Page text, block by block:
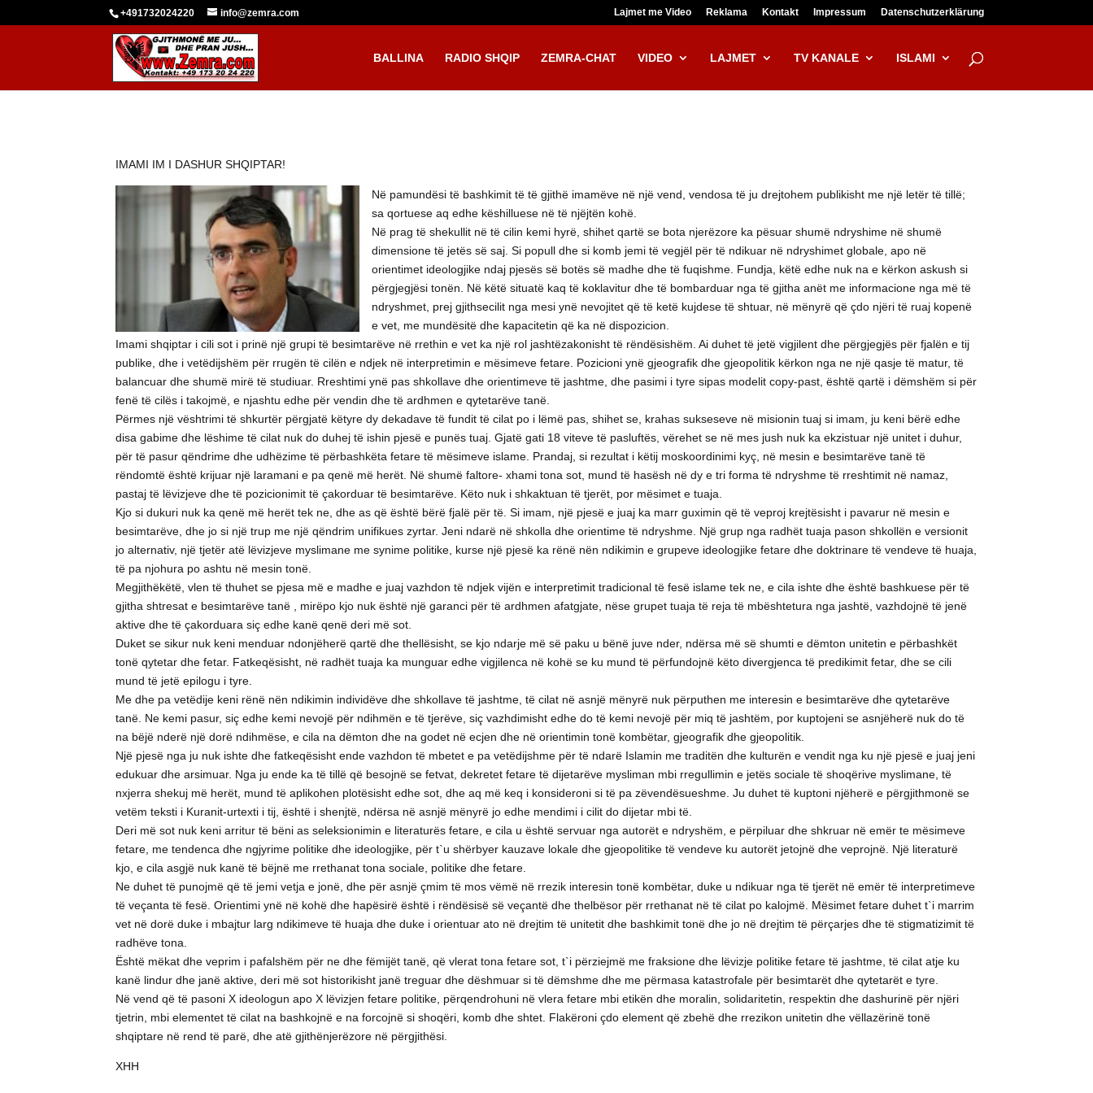
+491732024220 info@zemra.com Lajmet me Video Reklama Kontakt Impressum Datenschutzerklärung
BALLINA RADIO SHQIP ZEMRA-CHAT VIDEO LAJMET TV KANALE ISLAMI
IMAMI IM I DASHUR SHQIPTAR!
Në pamundësi të bashkimit të të gjithë imamëve në një vend, vendosa të ju drejtohem publikisht me një letër të tillë;
sa qortuese aq edhe këshilluese në të njëjtën kohë.
Në prag të shekullit në të cilin kemi hyrë, shihet qartë se bota njerëzore ka pësuar shumë ndryshime në shumë
dimensione të jetës së saj. Si popull dhe si komb jemi të vegjël për të ndikuar në ndryshimet globale, apo në
orientimet ideologjike ndaj pjesës së botës së madhe dhe të fuqishme. Fundja, këtë edhe nuk na e kërkon askush si
përgjegjësi tonën. Në këtë situatë kaq të koklavitur dhe të bombarduar nga të gjitha anët me informacione nga më të
ndryshmet, prej gjithsecilit nga mesi ynë nevojitet që të ketë kujdese të shtuar, në mënyrë që çdo njëri të ruaj kopenë
e vet, me mundësitë dhe kapacitetin që ka në dispozicion.
Imami shqiptar i cili sot i prinë një grupi të besimtarëve në rrethin e vet ka një rol jashtëzakonisht të rëndësishëm. Ai duhet të jetë vigjilent dhe përgjegjës për fjalën e tij
publike, dhe i vetëdijshëm për rrugën të cilën e ndjek në interpretimin e mësimeve fetare. Pozicioni ynë gjeografik dhe gjeopolitik kërkon nga ne një qasje të matur, të
balancuar dhe shumë mirë të studiuar. Rreshtimi ynë pas shkollave dhe orientimeve të jashtme, dhe pasimi i tyre sipas modelit copy-past, është qartë i dëmshëm si për
fenë të cilës i takojmë, e njashtu edhe për vendin dhe të ardhmen e qytetarëve tanë.
Përmes një vështrimi të shkurtër përgjatë këtyre dy dekadave të fundit të cilat po i lëmë pas, shihet se, krahas sukseseve në misionin tuaj si imam, ju keni bërë edhe
disa gabime dhe lëshime të cilat nuk do duhej të ishin pjesë e punës tuaj. Gjatë gati 18 viteve të pasluftës, vërehet se në mes jush nuk ka ekzistuar një unitet i duhur,
për të pasur qëndrime dhe udhëzime të përbashkëta fetare të mësimeve islame. Prandaj, si rezultat i këtij moskoordinimi kyç, në mesin e besimtarëve tanë të
rëndomtë është krijuar një laramani e pa qenë më herët. Në shumë faltore- xhami tona sot, mund të hasësh në dy e tri forma të ndryshme të rreshtimit në namaz,
pastaj të lëvizjeve dhe të pozicionimit të çakorduar të besimtarëve. Këto nuk i shkaktuan të tjerët, por mësimet e tuaja.
Kjo si dukuri nuk ka qenë më herët tek ne, dhe as që është bërë fjalë për të. Si imam, një pjesë e juaj ka marr guximin që të veproj krejtësisht i pavarur në mesin e
besimtarëve, dhe jo si një trup me një qëndrim unifikues zyrtar. Jeni ndarë në shkolla dhe orientime të ndryshme. Një grup nga radhët tuaja pason shkollën e versionit
jo alternativ, një tjetër atë lëvizjeve myslimane me synime politike, kurse një pjesë ka rënë nën ndikimin e grupeve ideologjike fetare dhe doktrinare të vendeve të huaja,
të pa njohura po ashtu në mesin tonë.
Megjithëkëtë, vlen të thuhet se pjesa më e madhe e juaj vazhdon të ndjek vijën e interpretimit tradicional të fesë islame tek ne, e cila ishte dhe është bashkuese për të
gjitha shtresat e besimtarëve tanë , mirëpo kjo nuk është një garanci për të ardhmen afatgjate, nëse grupet tuaja të reja të mbështetura nga jashtë, vazhdojnë të jenë
aktive dhe të çakorduara siç edhe kanë qenë deri më sot.
Duket se sikur nuk keni menduar ndonjëherë qartë dhe thellësisht, se kjo ndarje më së paku u bënë juve nder, ndërsa më së shumti e dëmton unitetin e përbashkët
tonë qytetar dhe fetar. Fatkeqësisht, në radhët tuaja ka munguar edhe vigjilenca në kohë se ku mund të përfundojnë këto divergjenca të predikimit fetar, dhe se cili
mund të jetë epilogu i tyre.
Me dhe pa vetëdije keni rënë nën ndikimin individëve dhe shkollave të jashtme, të cilat në asnjë mënyrë nuk përputhen me interesin e besimtarëve dhe qytetarëve
tanë. Ne kemi pasur, siç edhe kemi nevojë për ndihmën e të tjerëve, siç vazhdimisht edhe do të kemi nevojë për miq të jashtëm, por kuptojeni se asnjëherë nuk do të
na bëjë nderë një dorë ndihmëse, e cila na dëmton dhe na godet në ecjen dhe në orientimin tonë kombëtar, gjeografik dhe gjeopolitik.
Një pjesë nga ju nuk ishte dhe fatkeqësisht ende vazhdon të mbetet e pa vetëdijshme për të ndarë Islamin me traditën dhe kulturën e vendit nga ku një pjesë e juaj jeni
edukuar dhe arsimuar. Nga ju ende ka të tillë që besojnë se fetvat, dekretet fetare të dijetarëve mysliman mbi rregullimin e jetës sociale të shoqërive myslimane, të
nxjerra shekuj më herët, mund të aplikohen plotësisht edhe sot, dhe aq më keq i konsideroni si të pa zëvendësueshme. Ju duhet të kuptoni njëherë e përgjithmonë se
vetëm teksti i Kuranit-urtexti i tij, është i shenjtë, ndërsa në asnjë mënyrë jo edhe mendimi i cilit do dijetar mbi të.
Deri më sot nuk keni arritur të bëni as seleksionimin e literaturës fetare, e cila u është servuar nga autorët e ndryshëm, e përpiluar dhe shkruar në emër te mësimeve
fetare, me tendenca dhe ngjyrime politike dhe ideologjike, për t`u shërbyer kauzave lokale dhe gjeopolitike të vendeve ku autorët jetojnë dhe veprojnë. Një literaturë
kjo, e cila asgjë nuk kanë të bëjnë me rrethanat tona sociale, politike dhe fetare.
Ne duhet të punojmë që të jemi vetja e jonë, dhe për asnjë çmim të mos vëmë në rrezik interesin tonë kombëtar, duke u ndikuar nga të tjerët në emër të interpretimeve
të veçanta të fesë. Orientimi ynë në kohë dhe hapësirë është i rëndësisë së veçantë dhe thelbësor për rrethanat në të cilat po kalojmë. Mësimet fetare duhet t`i marrim
vet në dorë duke i mbajtur larg ndikimeve të huaja dhe duke i orientuar ato në drejtim të unitetit dhe bashkimit tonë dhe jo në drejtim të përçarjes dhe të stigmatizimit të
radhëve tona.
Është mëkat dhe veprim i pafalshëm për ne dhe fëmijët tanë, që vlerat tona fetare sot, t`i përziejmë me fraksione dhe lëvizje politike fetare të jashtme, të cilat atje ku
kanë lindur dhe janë aktive, deri më sot historikisht janë treguar dhe dëshmuar si të dëmshme dhe me përmasa katastrofale për besimtarët dhe qytetarët e tyre.
Në vend që të pasoni X ideologun apo X lëvizjen fetare politike, përqendrohuni në vlera fetare mbi etikën dhe moralin, solidaritetin, respektin dhe dashurinë për njëri
tjetrin, mbi elementet të cilat na bashkojnë e na forcojnë si shoqëri, komb dhe shtet. Flakëroni çdo element që zbehë dhe rrezikon unitetin dhe vëllazërinë tonë
shqiptare në rend të parë, dhe atë gjithënjerëzore në përgjithësi.
XHH